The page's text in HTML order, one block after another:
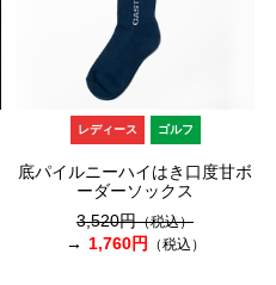
レディース ゴルフ
底パイルニーハイはき口度甘ボ
ーダーソックス
3,520円（税込）
1,760円 （税込）